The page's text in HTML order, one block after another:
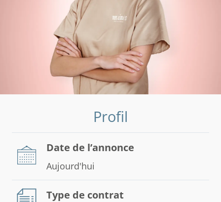
Profil
Date de l’annonce
Aujourd'hui
Type de contrat